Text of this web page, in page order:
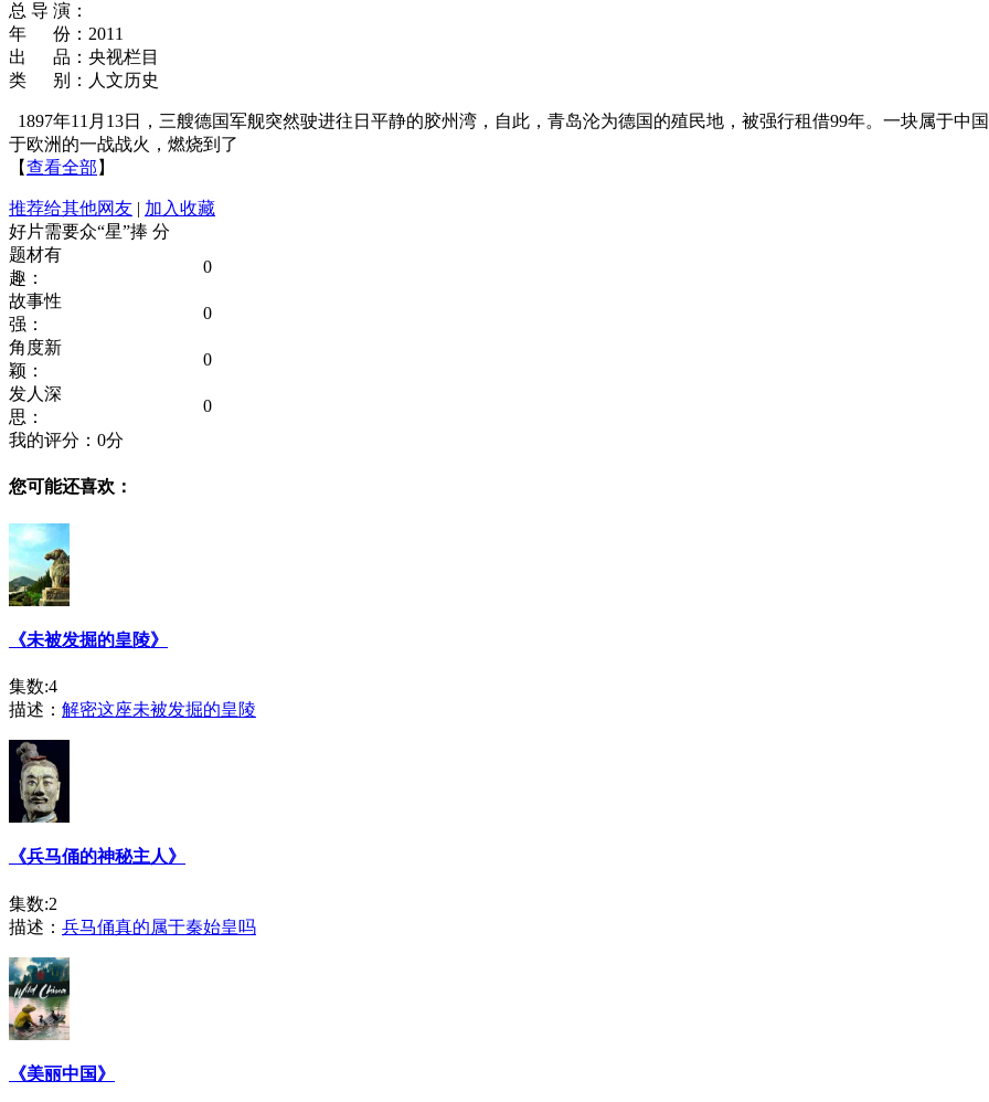
总 导 演：
年 份：2011
出 品：央视栏目
类 别：人文历史
1897年11月13日，三艘德国军舰突然驶进往日平静的胶州湾，自此，青岛沦为德国的殖民地，被强行租借99年。一块属于
于欧洲的一战战火，燃烧到了
【查看全部 】
推荐给其他网友 | 加入收藏
好片需要众“星”捧 分
题材有
趣：
0
故事性
强：
0
角度新
颖：
0
发人深
思：
0
我的评分： 0分
您可能还喜欢：
《未被发掘的皇陵》
集数:4
描述： 解密这座未被发掘的皇陵
《兵马俑的神秘主人》
集数:2
描述： 兵马俑真的属于秦始皇吗
《美丽中国》